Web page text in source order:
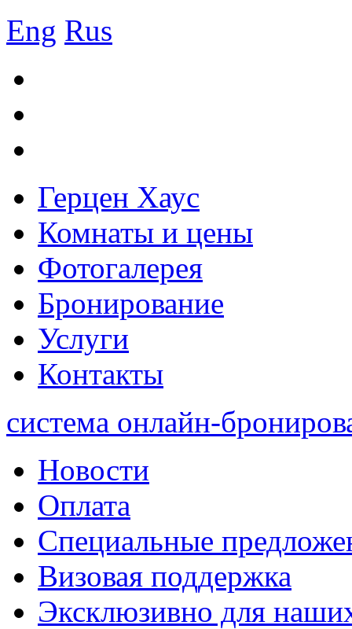
Eng Rus
Герцен Хаус
Комнаты и цены
Фотогалерея
Бронирование
Услуги
Контакты
система онлайн-
Новости
Оплата
Специальные
Визовая поддержка
Эксклюзивно для